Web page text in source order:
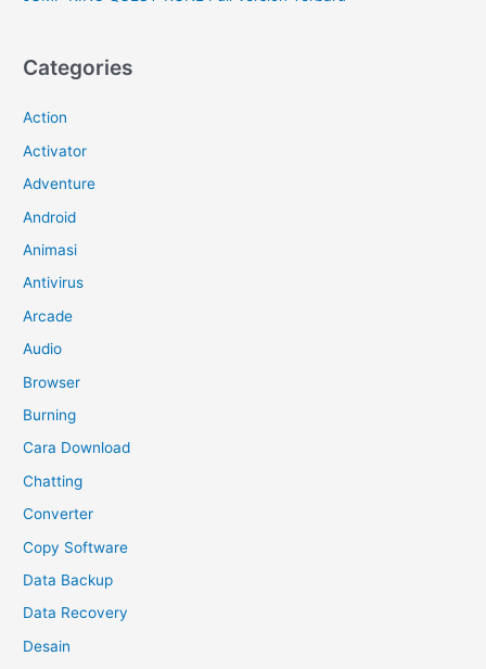
Categories
Action
Activator
Adventure
Android
Animasi
Antivirus
Arcade
Audio
Browser
Burning
Cara Download
Chatting
Converter
Copy Software
Data Backup
Data Recovery
Desain